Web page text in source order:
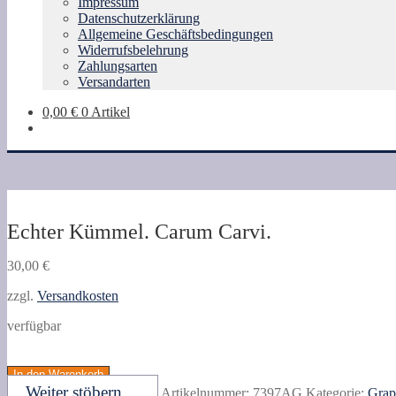
Datenschutzerklärung
Allgemeine Geschäftsbedingungen
Widerrufsbelehrung
Zahlungsarten
Versandarten
0,00 € 0 Artikel
Echter Kümmel. Carum Carvi.
30,00 €
zzgl. Versandkosten
verfügbar
Kümmel.
Carum
In den Warenkorb
Weiter stöbern ... Artikelnummer: 7397AG Kategorie: